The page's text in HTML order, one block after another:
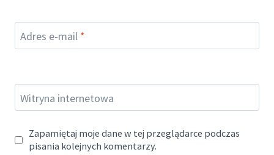
Adres e-mail *
Witryna internetowa
Zapamiętaj moje dane w tej przeglądarce podczas
pisania kolejnych komentarzy.